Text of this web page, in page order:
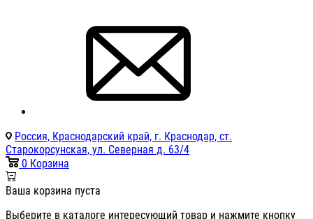
Россия, Краснодарский край, г. Краснодар, ст.
Старокорсунская, ул. Северная д. 63/4
0 Корзина
Ваша корзина пуста
Выберите в каталоге интересующий товар и нажмите кнопку